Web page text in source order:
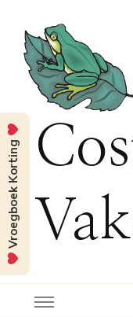
Vroegboek Korting